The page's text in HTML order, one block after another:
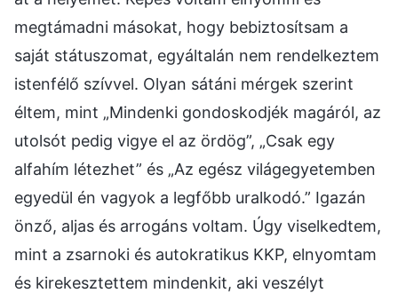
megtámadni másokat, hogy bebiztosítsam a
saját státuszomat, egyáltalán nem rendelkeztem
istenfélő szívvel. Olyan sátáni mérgek szerint
éltem, mint „Mindenki gondoskodjék magáról, az
utolsót pedig vigye el az ördög”, „Csak egy
alfahím létezhet” és „Az egész világegyetemben
egyedül én vagyok a legfőbb uralkodó.” Igazán
önző, aljas és arrogáns voltam. Úgy viselkedtem,
mint a zsarnoki és autokratikus KKP, elnyomtam
és kirekesztettem mindenkit, aki veszélyt